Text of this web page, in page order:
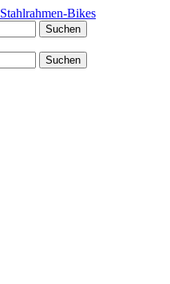
Stahlrahmen-Bikes
Suchen
Suchen